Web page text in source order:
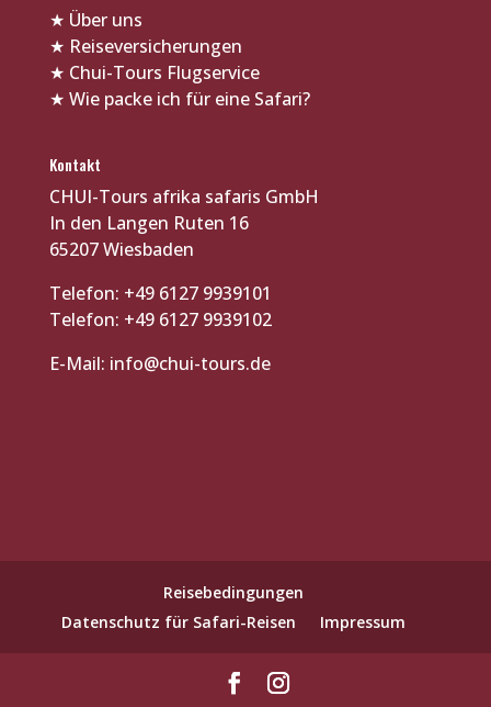
★ Über uns
★ Reiseversicherungen
★ Chui-Tours Flugservice
★ Wie packe ich für eine Safari?
Kontakt
CHUI-Tours afrika safaris GmbH
In den Langen Ruten 16
65207 Wiesbaden
Telefon: +49 6127 9939101
Telefon: +49 6127 9939102
E-Mail: info@chui-tours.de
Reisebedingungen
Datenschutz für Safari-Reisen
Impressum